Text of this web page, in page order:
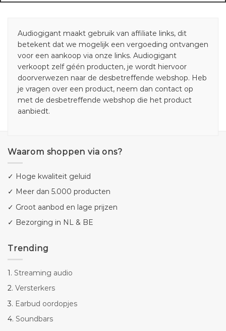
Audiogigant maakt gebruik van affiliate links, dit
betekent dat we mogelijk een vergoeding ontvangen
voor een aankoop via onze links. Audiogigant
verkoopt zelf géén producten, je wordt hiervoor
doorverwezen naar de desbetreffende webshop. Heb
je vragen over een product, neem dan contact op
met de desbetreffende webshop die het product
aanbiedt.
Waarom shoppen via ons?
✓ Hoge kwaliteit geluid
✓ Meer dan 5.000 producten
✓ Groot aanbod en lage prijzen
✓ Bezorging in NL & BE
Trending
1. Streaming audio
2. Versterkers
3. Earbud oordopjes
4. Soundbars